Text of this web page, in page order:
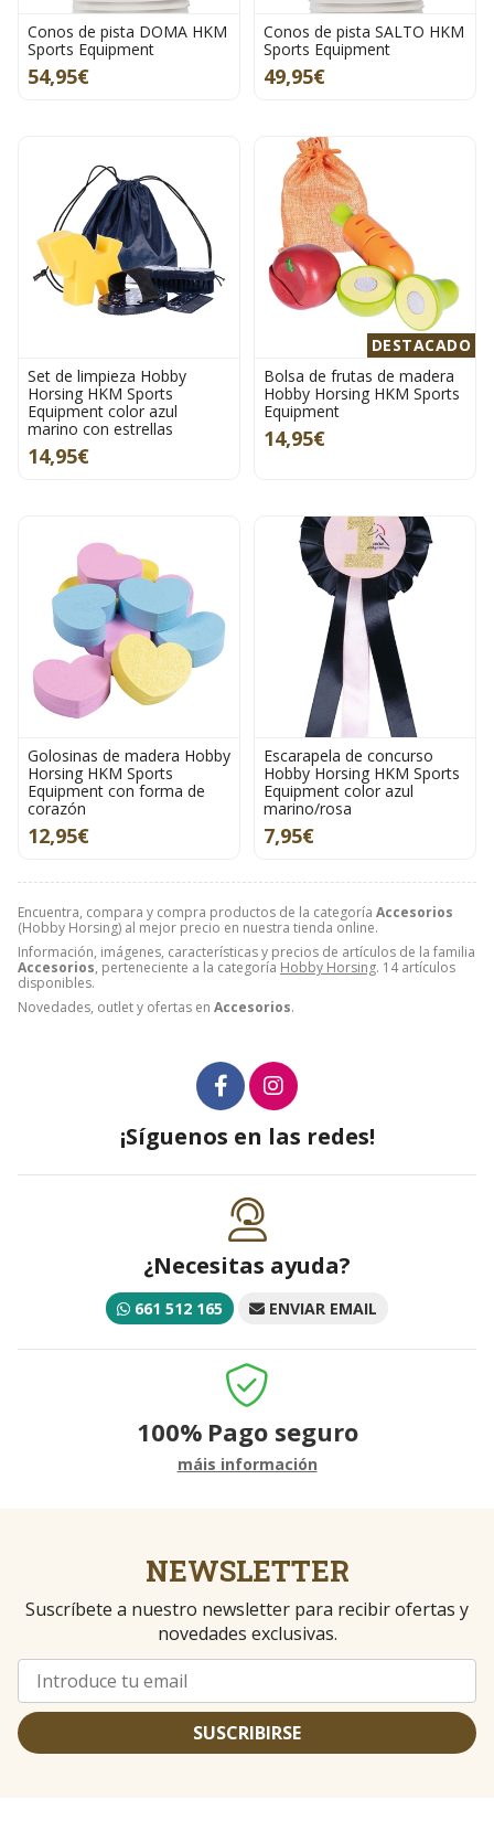
Encuentra, compara y compra productos de la categoría Accesorios
(Hobby Horsing) al mejor precio en nuestra tienda online.
Información, imágenes, características y precios de artículos de la familia
Accesorios, perteneciente a la categoría Hobby Horsing. 14 artículos
disponibles.
Novedades, outlet y ofertas en Accesorios.
Conos de pista DOMA HKM
Sports Equipment
54,95€
Conos de pista SALTO HKM
Sports Equipment
49,95€
Set de limpieza Hobby
Horsing HKM Sports
Equipment color azul
marino con estrellas
14,95€
DESTACADO
Bolsa de frutas de madera
Hobby Horsing HKM Sports
Equipment
14,95€
Golosinas de madera Hobby
Horsing HKM Sports
Equipment con forma de
corazón
12,95€
Escarapela de concurso
Hobby Horsing HKM Sports
Equipment color azul
marino/rosa
7,95€
¡Síguenos en las redes!
¿Necesitas ayuda?
661 512 165 ENVIAR EMAIL
100% Pago seguro
máis información
NEWSLETTER
Suscríbete a nuestro newsletter para recibir ofertas y
novedades exclusivas.
SUSCRIBIRSE